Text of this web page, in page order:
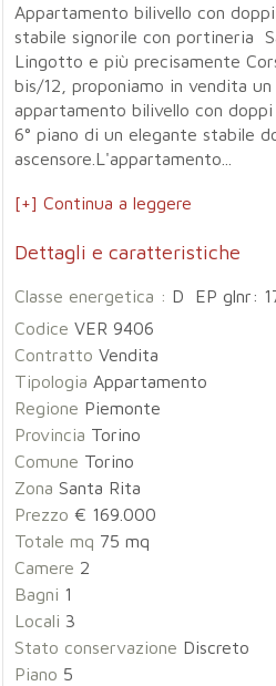
Appartamento bilivello con
stabile signorile con portineria 
Lingotto e più precisamente
bis/12, proponiamo in vendita
appartamento bilivello con
6° piano di un elegante stabile
ascensore.L'appartamento...
[+] Continua a leggere
Dettagli e caratteristiche
Classe energetica : D EP glnr:
Codice VER 9406
Contratto Vendita
Tipologia Appartamento
Regione Piemonte
Provincia Torino
Comune Torino
Zona Santa Rita
Prezzo € 169.000
Totale mq 75 mq
Camere 2
Bagni 1
Locali 3
Stato conservazione Discreto
Piano 5